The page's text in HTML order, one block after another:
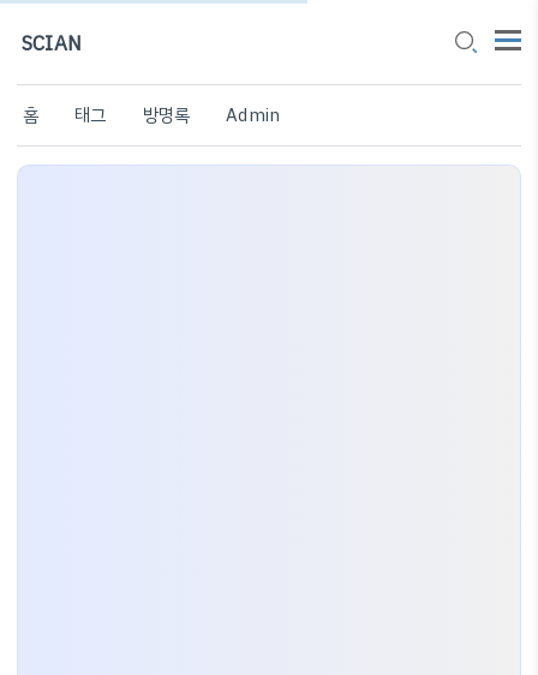
SCIAN
홈 태그 방명록 Admin